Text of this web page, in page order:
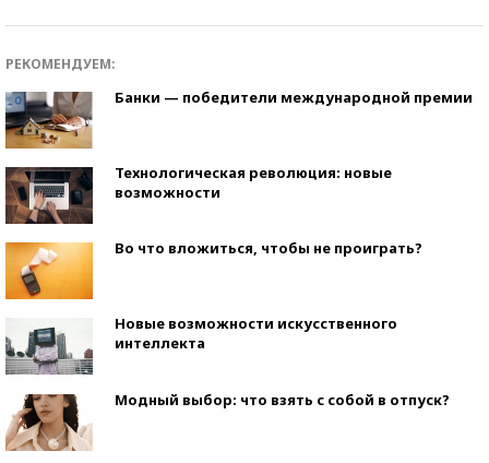
РЕКОМЕНДУЕМ:
Банки — победители международной премии
Технологическая революция: новые
возможности
Во что вложиться, чтобы не проиграть?
Новые возможности искусственного
интеллекта
Модный выбор: что взять с собой в отпуск?